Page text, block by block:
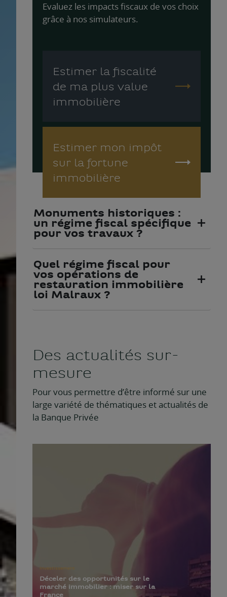
Evaluez les impacts fiscaux de vos choix
grâce à nos simulateurs.
Estimer la fiscalité
de ma plus value
immobilière
Estimer mon impôt
sur la fortune
immobilière
Monuments historiques :
un régime fiscal spécifique
pour vos travaux ?
Quel régime fiscal pour
vos opérations de
restauration immobilière
loi Malraux ?
Des actualités sur-
mesure
Pour vous permettre d’être informé sur une
large variété de thématiques et actualités de
la Banque Privée